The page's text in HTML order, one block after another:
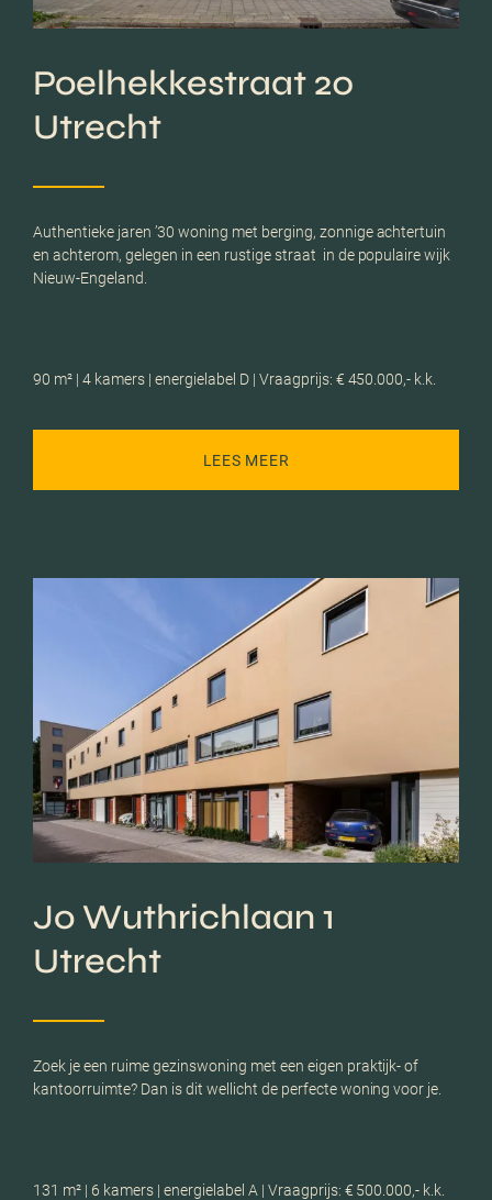
Poelhekkestraat 20
Utrecht
Authentieke jaren ’30 woning met berging, zonnige achtertuin
en achterom, gelegen in een rustige straat in de populaire wijk
Nieuw-Engeland.
90 m² | 4 kamers | energielabel D | Vraagprijs: € 450.000,- k.k.
LEES MEER
Jo Wuthrichlaan 1
Utrecht
Zoek je een ruime gezinswoning met een eigen praktijk- of
kantoorruimte? Dan is dit wellicht de perfecte woning voor je.
131 m² | 6 kamers | energielabel A | Vraagprijs: € 500.000,- k.k.